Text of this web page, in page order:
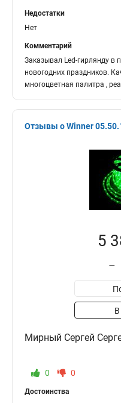
Недостатки
Нет
Комментарий
Заказывал Led-гирлянду
новогодних праздников.
многоцветная палитра ,
Отзывы о Winner
5
–
Мирный Сергей
0 0
Достоинства